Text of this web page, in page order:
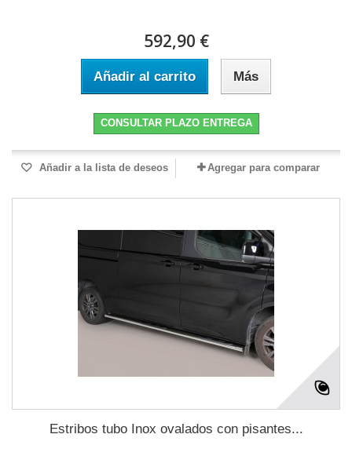
592,90 €
Añadir al carrito Más
CONSULTAR PLAZO ENTREGA
Añadir a la lista de deseos Agregar para comparar
Estribos tubo Inox ovalados con pisantes...